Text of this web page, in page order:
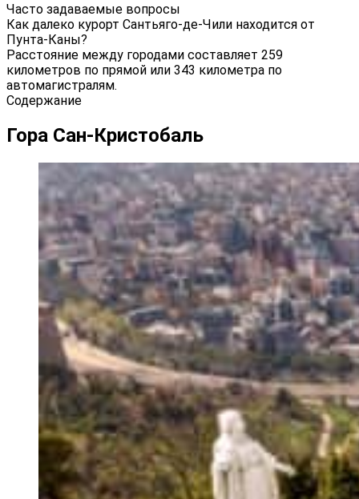
Часто задаваемые вопросы
Как далеко курорт Сантьяго-де-Чили находится от
Пунта-Каны?
Расстояние между городами составляет 259
километров по прямой или 343 километра по
автомагистралям.
Содержание
Гора Сан-Кристобаль